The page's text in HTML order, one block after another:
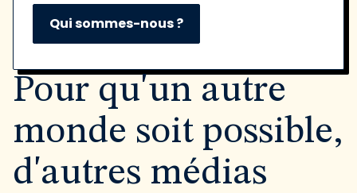
Qui sommes-nous ?
Pour qu'un autre
monde soit possible,
d'autres médias